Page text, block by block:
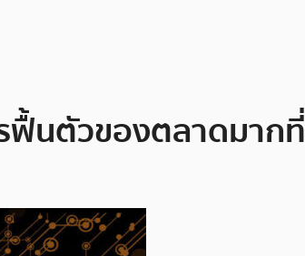
ฟื้นตัวของตลาดมา